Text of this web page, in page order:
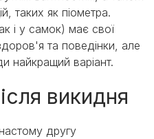
таких як піометра.
і у самок) має свої
та поведінки, але
найкращий варіант.
викидня
другу